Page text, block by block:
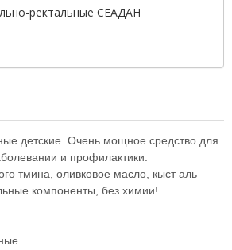
ректальные СЕАДАН
детские. Очень мощное средство для
и профилактики.
тмина, оливковое масло, кыст аль
компоненты, без химии!